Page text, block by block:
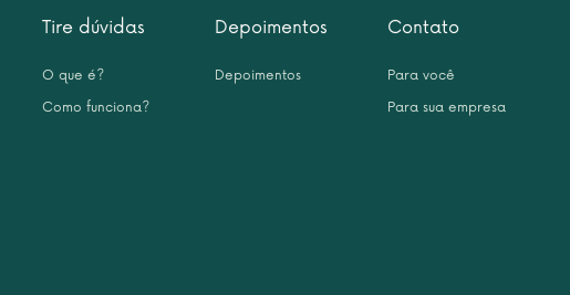
Tire dúvidas
O que é?
Como funciona?
Depoimentos
Depoimentos
Contato
Para você
Para sua empresa